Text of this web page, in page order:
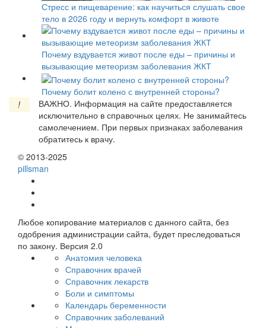
Стресс и пищеварение: как научиться слушать свое
тело в 2026 году и вернуть комфорт в животе
Почему вздувается живот после еды – причины и
вызывающие метеоризм заболевания ЖКТ
Почему болит колено с внутренней стороны?
!
ВАЖНО. Информация на сайте предоставляется
исключительно в справочных целях. Не занимайтесь
самолечением. При первых признаках заболевания
обратитесь к врачу.
© 2013-2025
pillsman
Любое копирование материалов с данного сайта, без
одобрения администрации сайта, будет преследоваться
по закону. Версия 2.0
Анатомия человека
Справочник врачей
Справочник лекарств
Боли и симптомы
Календарь беременности
Справочник заболеваний